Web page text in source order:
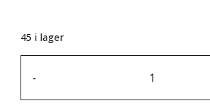
45 i lager
-